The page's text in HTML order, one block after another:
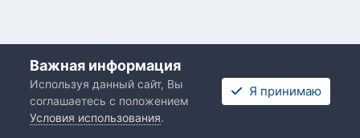
Важная информация
Используя данный сайт, Вы
соглашаетесь с положением
Условия использования.
Я принимаю